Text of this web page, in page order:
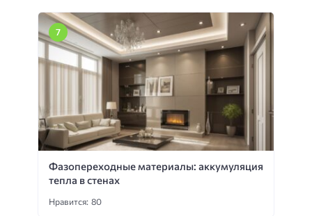
Фазопереходные материалы: аккумуляция
тепла в стенах
Нравится: 80